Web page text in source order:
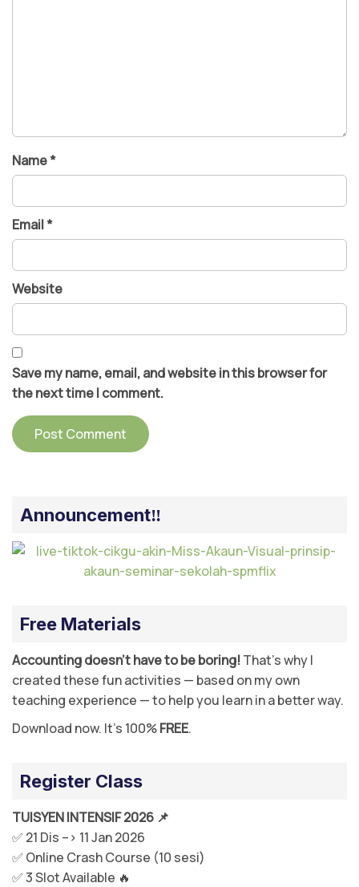
Name*
Email*
Website
Save my name, email, and website in this browser for
the next time I comment.
Announcement‼️
Free Materials
Accounting doesn’t have to be boring!That’s why I
created these fun activities — based on my own
teaching experience — to help you learn in a better way.
Download now. It’s 100%FREE.
Register Class
TUISYEN INTENSIF 2026 📌
✅ 21 Dis –> 11 Jan 2026
✅ Online Crash Course (10 sesi)
✅ 3 Slot Available 🔥